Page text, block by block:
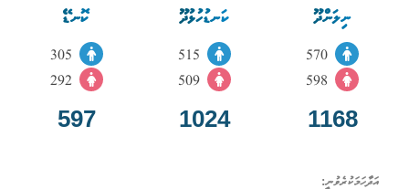
ނިލަންދޫ
570
598
1168
ކަނޑުހުޅުދޫ
515
509
1024
ކޮނޑޭ
292
597
އަދާހަމަކުރެވުނީ: